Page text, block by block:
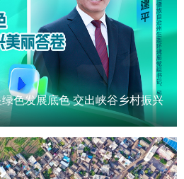
色发展底色 交出峡谷乡村振兴